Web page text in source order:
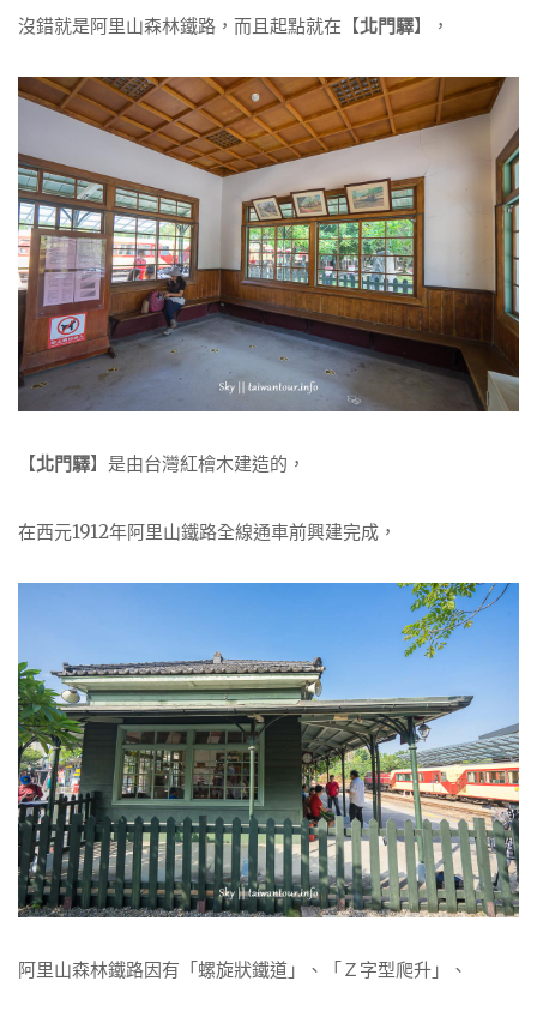
沒錯就是阿里山森林鐵路，而且起點就在【北門驛】，
【北門驛】是由台灣紅檜木建造的，
在西元1912年阿里山鐵路全線通車前興建完成，
阿里山森林鐵路因有「螺旋狀鐵道」、「Ｚ字型爬升」、